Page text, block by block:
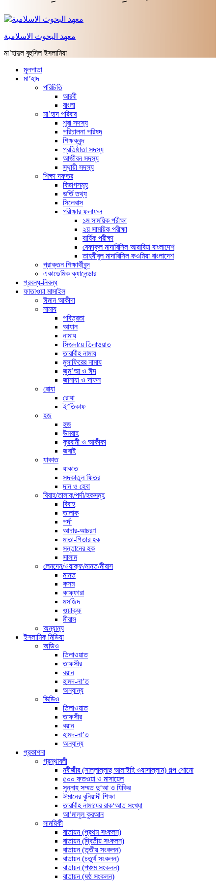
معهد البحوث الاسلامية
মা’হাদুল বুহুসিল ইসলামিয়া
মূলপাতা
মা’হাদ
পরিচিতি
আরবী
বাংলা
মা’হাদ পরিবার
শূরা সদস্য
পরিচালনা পরিষদ
শিক্ষকবৃন্দ
প্রতিষ্ঠাতা সদস্য
আজীবন সদস্য
স্থায়ী সদস্য
শিক্ষা দফতর
বিভাগসমূহ
ভর্তি তথ্য
সিলেবাস
পরীক্ষার ফলাফল
১ম সাময়িক পরীক্ষা
২য় সাময়িক পরীক্ষা
বার্ষিক পরীক্ষা
বেফাকুল মাদারিসিল আরাবিয়া বাংলাদেশ
তাহযীবুল মাদারিসিল কওমিয়া বাংলাদেশ
প্রাক্তন শিক্ষার্থীবৃন্দ
একাডেমিক ক্যালেন্ডার
প্রবন্ধ-নিবন্ধ
ফাতাওয়া মাসাইল
ঈমান আকীদা
নামায
পবিত্রতা
আযান
নামায
সিজদায়ে তিলাওয়াত
তারাবীহ নামায
মুসাফিরের নামায
জুম’আ ও ঈদ
জানাযা ও দাফন
রোযা
রোযা
ই’তিকাফ
হজ
হজ
উমরাহ
কুরবানী ও আকীকা
জবাই
যাকাত
যাকাত
সদকাতুল ফিতর
দান ও হেবা
বিবাহ/তালাক/পর্দা/হকসমূহ
বিবাহ
তালাক
পর্দা
আচার-আচরণ
মাতা-পিতার হক
সন্তানের হক
সালাম
লেনদেন/ওয়াক্ফ/মানত/মীরাস
মানত
কসম
কাফ্ফারা
মসজিদ
ওয়াক্ফ
মীরাস
অন্যান্য
ইসলামিক মিডিয়া
অডিও
তিলাওয়াত
তাফসীর
বয়ান
হামদ-না’ত
অন্যান্য
ভিডিও
তিলাওয়াত
তাফসীর
বয়ান
হামদ-না’ত
অন্যান্য
প্রকাশনা
গ্রন্থাবলী
নবীজীর (সাল্লাল্লাহু আলাইহি ওয়াসাল্লাম) গল্প শোনো
৫০০ ফতওয়া ও মাসায়েল
সুন্নাহ সম্মত দু‘আ ও যিকির
ঈমানের বুনিয়াদী শিক্ষা
তারাবীহ নামাযের রাক‘আত সংখ্যা
আ’মালুল কুরআন
সাময়িকী
বাতায়ন (প্রথম সংকলন)
বাতায়ন (দ্বিতীয় সংকলন)
বাতায়ন (তৃতীয় সংকলন)
বাতায়ন (চতুর্থ সংকলন)
বাতায়ন (পঞ্চম সংকলন)
বাতায়ন (ষষ্ঠ সংকলন)